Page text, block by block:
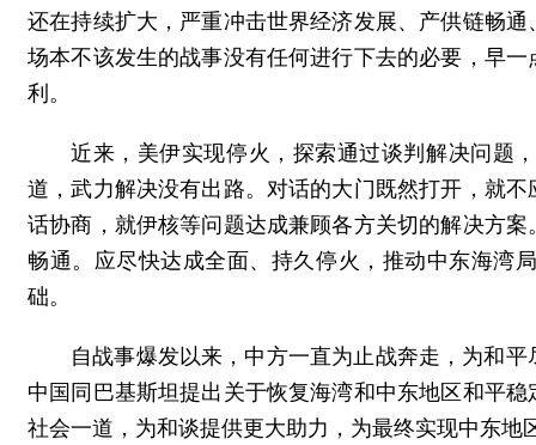
还在持续扩大，严重冲击世界经济发展、产供链畅
场本不该发生的战事没有任何进行下去的必要，早
利。
近来，美伊实现停火，探索通过谈判解决问题
道，武力解决没有出路。对话的大门既然打开，就
话协商，就伊核等问题达成兼顾各方关切的解决方
畅通。应尽快达成全面、持久停火，推动中东海湾
础。
自战事爆发以来，中方一直为止战奔走，为和
中国同巴基斯坦提出关于恢复海湾和中东地区和平
社会一道，为和谈提供更大助力，为最终实现中东地